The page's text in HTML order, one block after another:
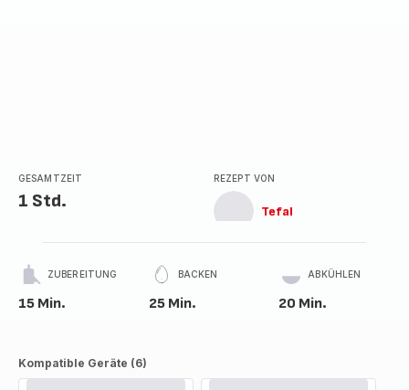
GESAMTZEIT
1 Std.
REZEPT VON
Tefal
ZUBEREITUNG
15 Min.
BACKEN
25 Min.
ABKÜHLEN
20 Min.
Kompatible Geräte (6)